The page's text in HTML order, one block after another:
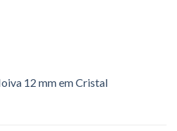
12 mm em Cristal